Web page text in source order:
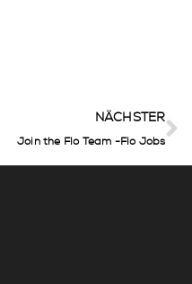
NÄCHSTER
Join the Flo Team -Flo Jobs